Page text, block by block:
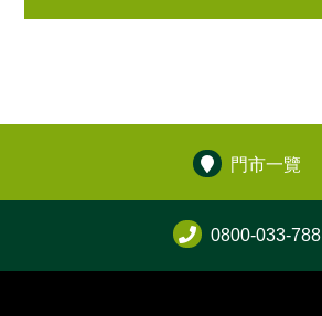
門市一覽
0800-033-788